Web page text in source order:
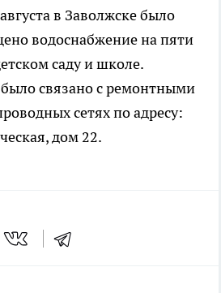
в Заволжске было
водоснабжение на пяти
саду и школе.
связано с ремонтными
сетях по адресу:
дом 22.